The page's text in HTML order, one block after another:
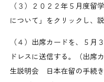
（３）２０２２年５月度
について」をクリックし、
（４）出席カードを、５月
ドレスに送信する。（出席
生説明会 日本在留の手続